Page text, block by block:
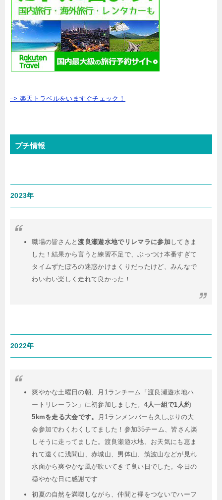
–> 楽天トラベルをいますぐチェック！
プチ情報
2023年
職場の皆さんと渡良瀬遊水地でリレマラに参加してきま
した！結果から言うと練習不足で、ぶっつけ本番すぎて
タイムずたぼろの迷惑かけまくりだったけど、みんなで
わいわい楽しく走れて良かった！
2022年
爽やかな土曜日の朝、月1ランチーム「渡良瀬遊水地ハ
ートリレーラン」に初参加しました。 4人一組で1人約
5kmを走る大会です。
月1ランメンバーも久しぶりの大
会参加でわくわくしてました！参加35チーム、皆さん楽
しそうに走ってました。渡良瀬遊水地、お天気にも恵ま
れて遠くに浅間山、赤城山、男体山、筑波山などが見れ
水面から爽やかな風が吹いてきて良い日でした。今日の
穏やかな日に感謝です
初夏の自然を満喫しながら、仲間と襷をつないでハーフ